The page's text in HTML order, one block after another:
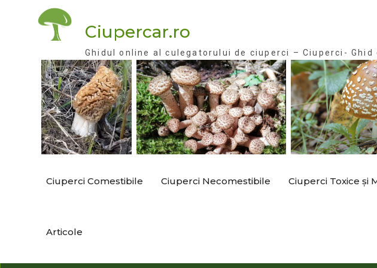
Ciupercar.ro
Ghidul online al culegatorului de ciuperci – Ciuperci-
Ciuperci Comestibile Ciuperci Necomestibile Ciuperci Toxice și
Articole